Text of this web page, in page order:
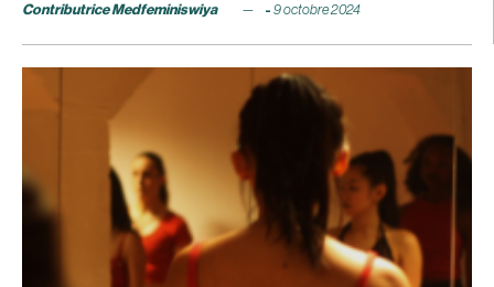
Contributrice Medfeminiswiya 9 octobre 2024